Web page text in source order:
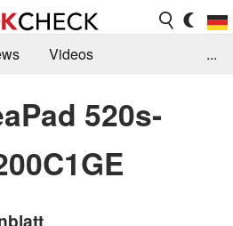
Videos
Suche
Jobs
...
520s-